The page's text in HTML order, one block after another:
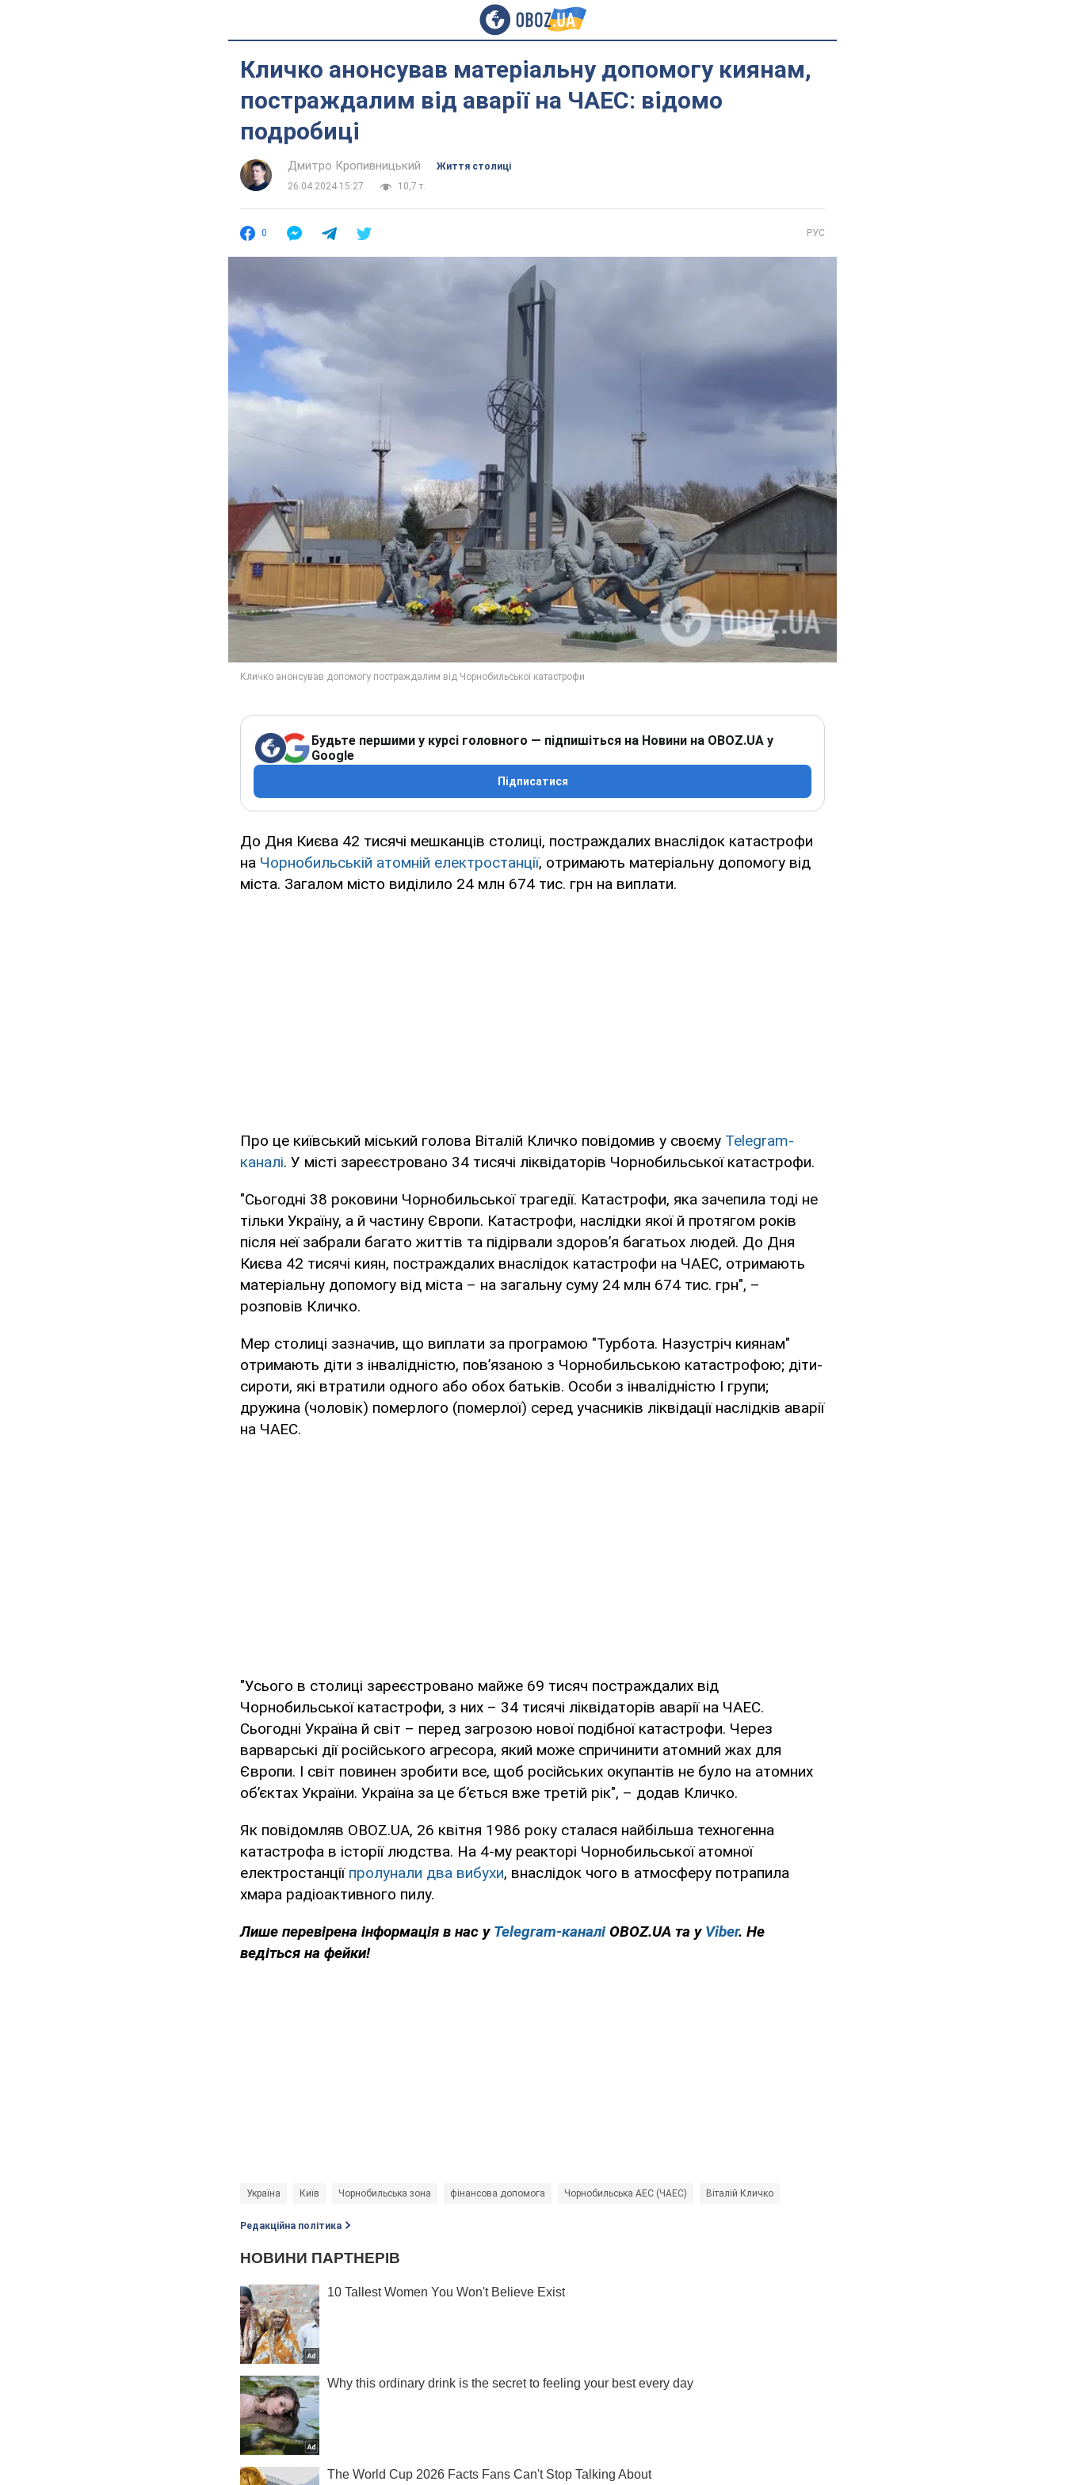
Кличко анонсував матеріальну допомогу киянам,
постраждалим від аварії на ЧАЕС: відомо
подробиці
Дмитро Кропивницький
Життя столиці
26.04.2024 15:27
10,7 т.
0 РУС
Будьте першими у курсі головного — підпишіться на Новини на OBOZ.UA у
Google
Підписатися
До Дня Києва 42 тисячі мешканців столиці, постраждалих внаслідок катастрофи
на Чорнобильській атомній електростанції, отримають матеріальну допомогу від
міста. Загалом місто виділило 24 млн 674 тис. грн на виплати.
Про це київський міський голова Віталій Кличко повідомив у своєму Telegram-
каналі. У місті зареєстровано 34 тисячі ліквідаторів Чорнобильської катастрофи.
"Сьогодні 38 роковини Чорнобильської трагедії. Катастрофи, яка зачепила тоді не
тільки Україну, а й частину Європи. Катастрофи, наслідки якої й протягом років
після неї забрали багато життів та підірвали здоров’я багатьох людей. До Дня
Києва 42 тисячі киян, постраждалих внаслідок катастрофи на ЧАЕС, отримають
матеріальну допомогу від міста – на загальну суму 24 млн 674 тис. грн", –
розповів Кличко.
Мер столиці зазначив, що виплати за програмою "Турбота. Назустріч киянам"
отримають діти з інвалідністю, пов’язаною з Чорнобильською катастрофою; діти-
сироти, які втратили одного або обох батьків. Особи з інвалідністю І групи;
дружина (чоловік) померлого (померлої) серед учасників ліквідації наслідків аварії
на ЧАЕС.
"Усього в столиці зареєстровано майже 69 тисяч постраждалих від
Чорнобильської катастрофи, з них – 34 тисячі ліквідаторів аварії на ЧАЕС.
Сьогодні Україна й світ – перед загрозою нової подібної катастрофи. Через
варварські дії російського агресора, який може спричинити атомний жах для
Європи. І світ повинен зробити все, щоб російських окупантів не було на атомних
об’єктах України. Україна за це б’ється вже третій рік", – додав Кличко.
Як повідомляв OBOZ.UA, 26 квітня 1986 року сталася найбільша техногенна
катастрофа в історії людства. На 4-му реакторі Чорнобильської атомної
електростанції пролунали два вибухи, внаслідок чого в атмосферу потрапила
хмара радіоактивного пилу.
Лише перевірена інформація в нас у Telegram-каналі OBOZ.UA та у Viber. Не
ведіться на фейки!
Україна Київ Чорнобильська зона фінансова допомога Чорнобильська АЕС (ЧАЕС) Віталій Кличко
Редакційна політика